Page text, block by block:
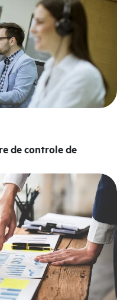
de controle de